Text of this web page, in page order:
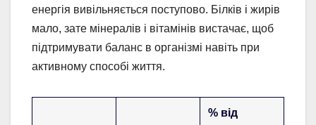
енергія вивільняється поступово. Білків і жирів
мало, зате мінералів і вітамінів вистачає, щоб
підтримувати баланс в організмі навіть при
активному способі життя.
% від